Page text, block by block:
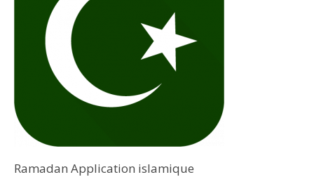
Ramadan Application islamique